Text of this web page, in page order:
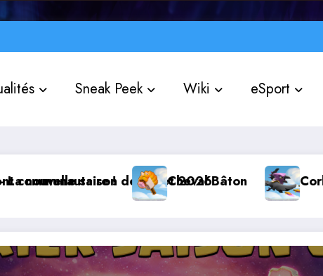
Sneak Peek Wiki eSport
! de Juillet 2026
Cheval Bâton Corbutin